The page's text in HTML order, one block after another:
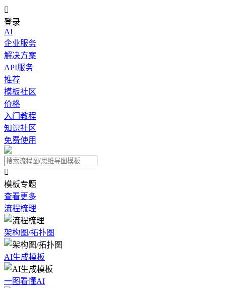

登录
AI
企业服务
解决方案
API服务
推荐
模板社区
价格
入门教程
知识社区
免费使用

模板专题
查看更多
流程梳理
架构图/拓扑图
AI生成模板
一图看懂AI